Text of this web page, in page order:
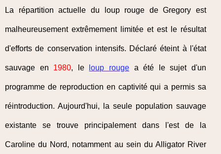
La répartition actuelle du loup rouge de Gregory est
malheureusement extrêmement limitée et est le résultat
d'efforts de conservation intensifs. Déclaré éteint à l'état
sauvage en 1980, le loup rouge a été le sujet d'un
programme de reproduction en captivité qui a permis sa
réintroduction. Aujourd'hui, la seule population sauvage
existante se trouve principalement dans l'est de la
Caroline du Nord, notamment au sein du Alligator River